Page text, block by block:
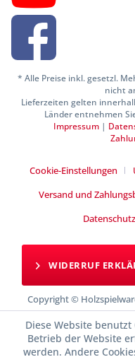
* Alle Preise inkl. gesetzl.
nicht
Lieferzeiten gelten
Länder entnehmen
Impressum |
Cookie-Einstellungen
Versand und
Datenschutz
WIDERRUF
Copyright ©
Diese Website
Betrieb der Website
werden. Andere